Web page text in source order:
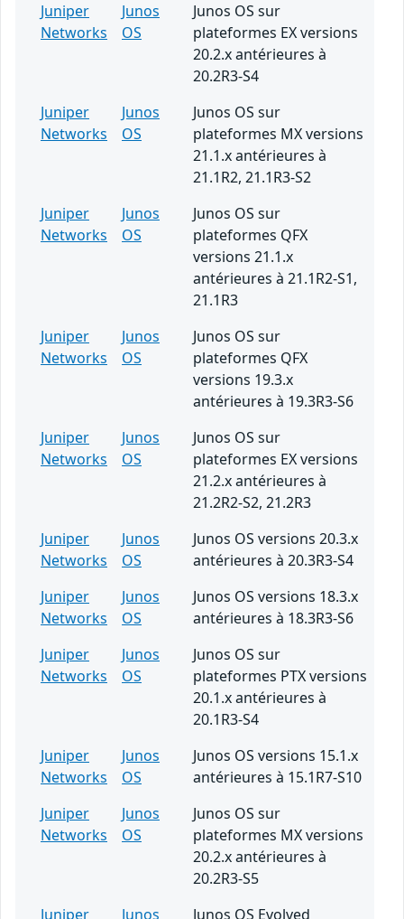
Juniper
Networks
Junos
OS
Junos OS sur
plateformes EX versions
20.2.x antérieures à
20.2R3-S4
Juniper
Networks
Junos
OS
Junos OS sur
plateformes MX versions
21.1.x antérieures à
21.1R2, 21.1R3-S2
Juniper
Networks
Junos
OS
Junos OS sur
plateformes QFX
versions 21.1.x
antérieures à 21.1R2-S1,
21.1R3
Juniper
Networks
Junos
OS
Junos OS sur
plateformes QFX
versions 19.3.x
antérieures à 19.3R3-S6
Juniper
Networks
Junos
OS
Junos OS sur
plateformes EX versions
21.2.x antérieures à
21.2R2-S2, 21.2R3
Juniper
Networks
Junos
OS
Junos OS versions 20.3.x
antérieures à 20.3R3-S4
Juniper
Networks
Junos
OS
Junos OS versions 18.3.x
antérieures à 18.3R3-S6
Juniper
Networks
Junos
OS
Junos OS sur
plateformes PTX versions
20.1.x antérieures à
20.1R3-S4
Juniper
Networks
Junos
OS
Junos OS versions 15.1.x
antérieures à 15.1R7-S10
Juniper
Networks
Junos
OS
Junos OS sur
plateformes MX versions
20.2.x antérieures à
20.2R3-S5
Juniper
Junos
Junos OS Evolved